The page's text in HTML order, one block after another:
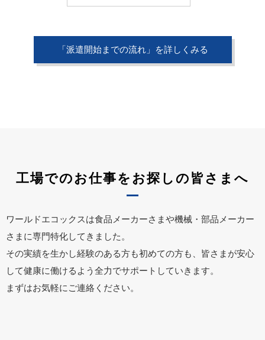
「派遣開始までの流れ」を詳しくみる
工場でのお仕事をお探しの皆さまへ
ワールドエコックスは食品メーカーさまや機械・部品メーカー
さまに専門特化してきました。
その実績を生かし経験のある方も初めての方も、皆さまが安心
して健康に働けるよう全力でサポートしていきます。
まずはお気軽にご連絡ください。